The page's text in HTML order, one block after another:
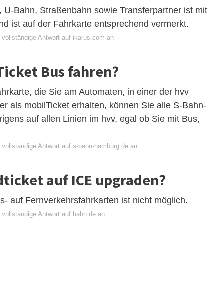
Bahn, Straßenbahn sowie Transferpartner ist mit
ist auf der Fahrkarte entsprechend vermerkt.
Antwort auf ikarus.com an
Bus fahren?
die Sie am Automaten, in einer der hvv
als mobilTicket erhalten, können Sie alle S-Bahn-
auf allen Linien im hvv, egal ob Sie mit Bus,
Antwort auf s-bahn-hamburg.de an
auf ICE upgraden?
auf Fernverkehrsfahrkarten ist nicht möglich.
Antwort auf bahn.de an